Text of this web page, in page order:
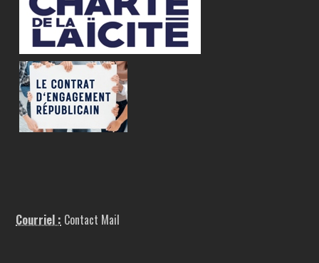
Courriel : Contact Mail